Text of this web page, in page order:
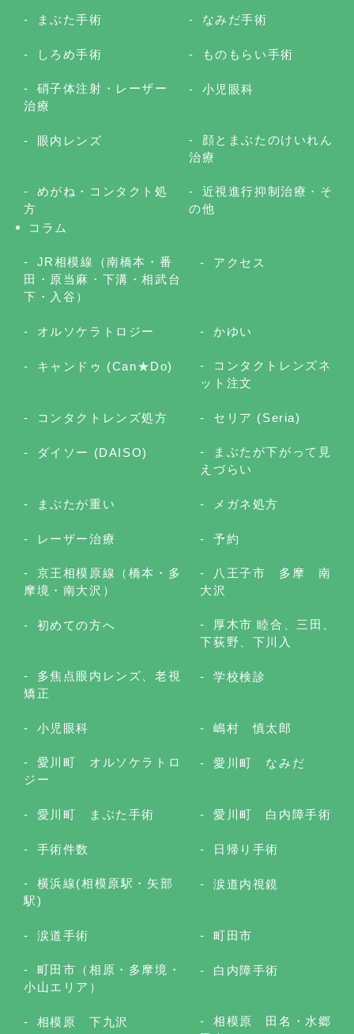
まぶた手術 なみだ手術
しろめ手術 ものもらい手術
硝子体注射・レーザー
治療
小児眼科
眼内レンズ
顔とまぶたのけいれん
治療
めがね・コンタクト処
方
近視進行抑制治療・そ
の他
コラム
JR相模線（南橋本・番
田・原当麻・下溝・相武台
下・入谷）
アクセス
オルソケラトロジー かゆい
キャンドゥ (Can★Do)
コンタクトレンズネ
ット注文
コンタクトレンズ処方 セリア (Seria)
ダイソー (DAISO)
まぶたが下がって見
えづらい
まぶたが重い メガネ処方
レーザー治療 予約
京王相模原線（橋本・多
摩境・南大沢）
八王子市 多摩 南
大沢
初めての方へ
厚木市 睦合、三田、
下荻野、下川入
多焦点眼内レンズ、老視
矯正
学校検診
小児眼科 嶋村 慎太郎
愛川町 オルソケラトロ
ジー
愛川町 なみだ
愛川町 まぶた手術 愛川町 白内障手術
手術件数 日帰り手術
横浜線(相模原駅・矢部
駅)
涙道内視鏡
涙道手術 町田市
町田市（相原・多摩境・
小山エリア）
白内障手術
相模原 下九沢
相模原 田名・水郷